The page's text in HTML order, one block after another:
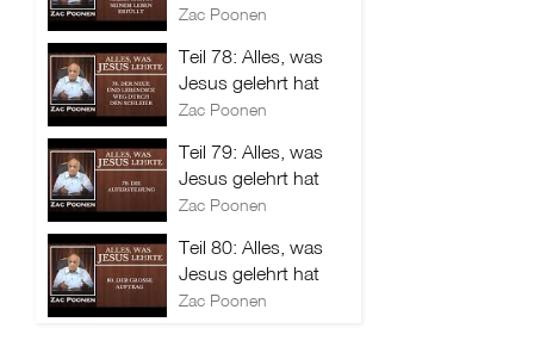
Zac Poonen
Teil 78: Alles, was
Jesus gelehrt hat
Zac Poonen
Teil 79: Alles, was
Jesus gelehrt hat
Zac Poonen
Teil 80: Alles, was
Jesus gelehrt hat
Zac Poonen